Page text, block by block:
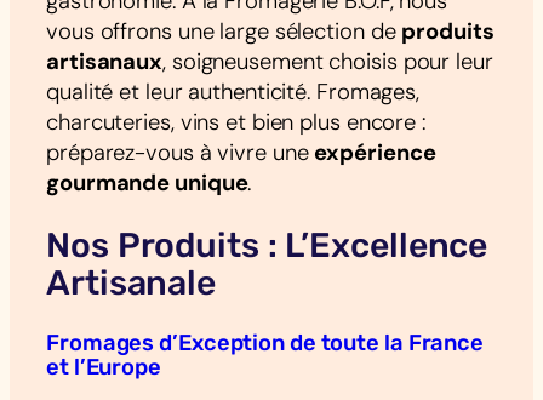
vous offrons une large sélection de produits
artisanaux, soigneusement choisis pour leur
qualité et leur authenticité. Fromages,
charcuteries, vins et bien plus encore :
préparez-vous à vivre une expérience
gourmande unique.
Nos Produits : L’Excellence
Artisanale
Fromages d’Exception de toute la France
et l’Europe